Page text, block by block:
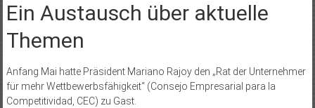
Ein Austausch über aktuelle
Themen
Anfang Mai hatte Präsident Mariano Rajoy den „Rat der Unternehmer
für mehr Wettbewerbsfähigkeit“ (Consejo Empresarial para la
Competitividad, CEC) zu Gast.